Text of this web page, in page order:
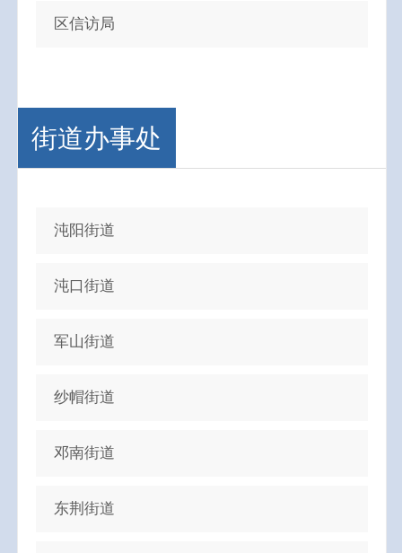
区信访局
街道办事处
沌阳街道
沌口街道
军山街道
纱帽街道
邓南街道
东荆街道